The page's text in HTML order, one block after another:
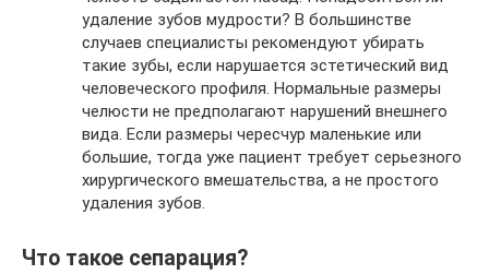
удаление зубов мудрости? В большинстве
случаев специалисты рекомендуют убирать
такие зубы, если нарушается эстетический вид
человеческого профиля. Нормальные размеры
челюсти не предполагают нарушений внешнего
вида. Если размеры чересчур маленькие или
большие, тогда уже пациент требует серьезного
хирургического вмешательства, а не простого
удаления зубов.
Что такое сепарация?